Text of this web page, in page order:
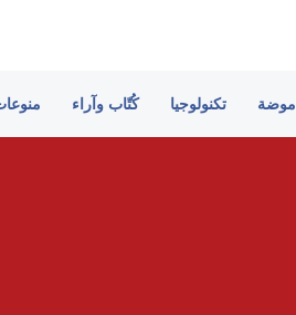
موضة تكنولوجيا كُتّاب وآراء